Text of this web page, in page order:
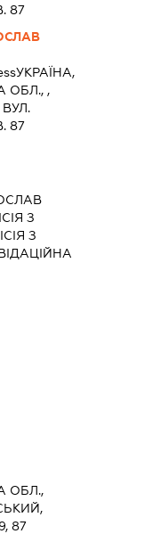
87
УКРАЇНА,
ОБЛ., ,
87
З
З
ОБЛ.,
87